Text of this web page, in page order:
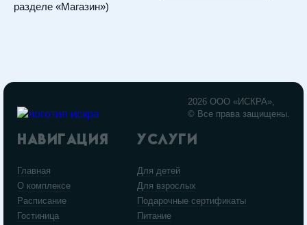
разделе «Магазин»)
2026 ООО «ИСКРА»,
© Все права защищены.
НАВИГАЦИЯ
Главная
О комплексе
Расписание
Гостиница
УСЛУГИ
Для детей
Для взрослых
Подарочные сертификаты
Питание